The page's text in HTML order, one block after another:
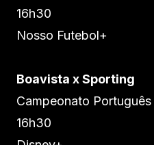
16h30
Nosso Futebol+
Boavista x Sporting
Campeonato Português
16h30